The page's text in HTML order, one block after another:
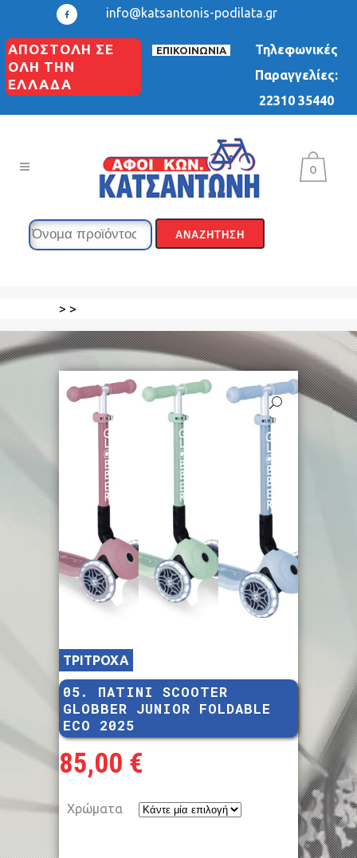
info@katsantonis-podilata.gr
ΑΠΟΣΤΟΛΗ ΣΕ
ΟΛΗ ΤΗΝ
ΕΛΛΑΔΑ
ΕΠΙΚΟΙΝΩΝΙΑ
Τηλεφωνικές
Παραγγελίες:
22310 35440
0
> >
ΤΡΙΤΡΟΧΑ
05. ΠΑΤΙΝΙ SCOOTER
GLOBBER JUNIOR FOLDABLE
ECO 2025
85,00 €
Χρώματα